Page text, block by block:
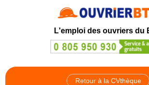
L'emploi des ouvriers du
Retour à la CVthèque